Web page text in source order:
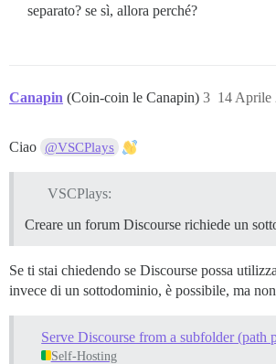
separato? se sì, allora perché?
Canapin (Coin-coin le Canapin) 14 Aprile
3
Ciao @VSCPlays
VSCPlays:
Creare un forum Discourse richiede un
Se ti stai chiedendo se Discourse possa
invece di un sottodominio, è possibile, ma
Self-Hosting